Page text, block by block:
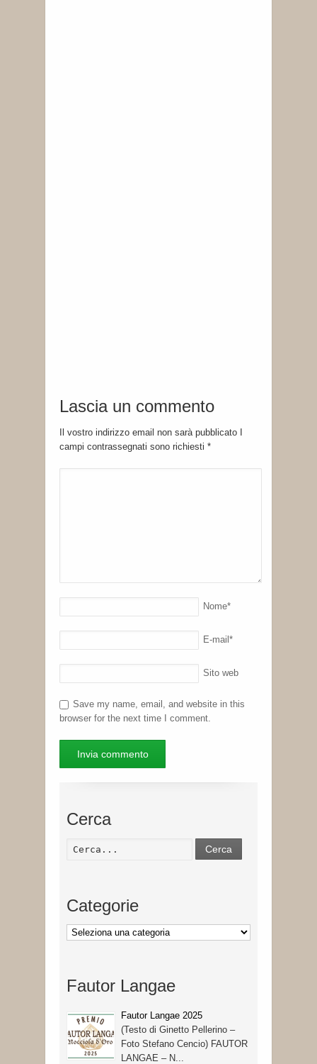
Lascia un commento
Il vostro indirizzo email non sarà pubblicato I
campi contrassegnati sono richiesti *
Nome*
E-mail *
Sito web
Save my name, email, and website in this
browser for the next time I comment.
Cerca
Cerca
Categorie
Categorie
Fautor Langae
Fautor Langae 2025
(Testo di Ginetto Pellerino –
Foto Stefano Cencio) FAUTOR
LANGAE – N...